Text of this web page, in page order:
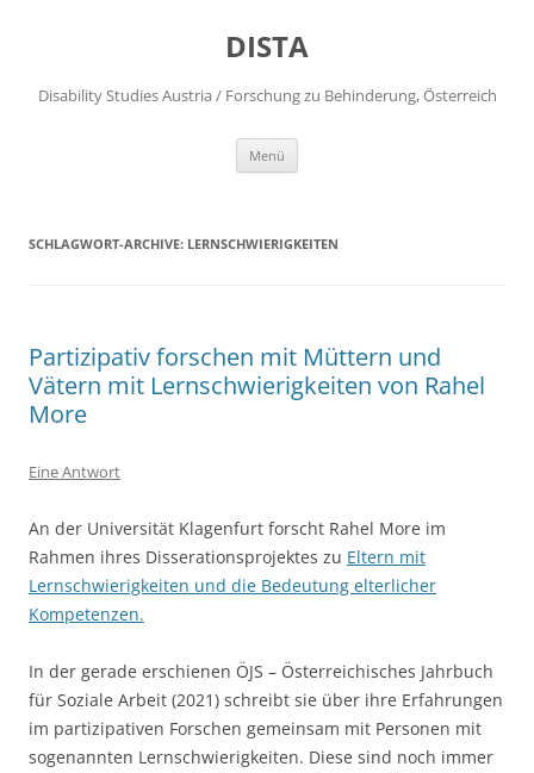
DISTA
Disability Studies Austria / Forschung zu Behinderung, Österreich
Menü
SCHLAGWORT-ARCHIVE: LERNSCHWIERIGKEITEN
Partizipativ forschen mit Müttern und
Vätern mit Lernschwierigkeiten von Rahel
More
Eine Antwort
An der Universität Klagenfurt forscht Rahel More im
Rahmen ihres Disserationsprojektes zu Eltern mit
Lernschwierigkeiten und die Bedeutung elterlicher
Kompetenzen.
In der gerade erschienen ÖJS – Österreichisches Jahrbuch
für Soziale Arbeit (2021) schreibt sie über ihre Erfahrungen
im partizipativen Forschen gemeinsam mit Personen mit
sogenannten Lernschwierigkeiten. Diese sind noch immer